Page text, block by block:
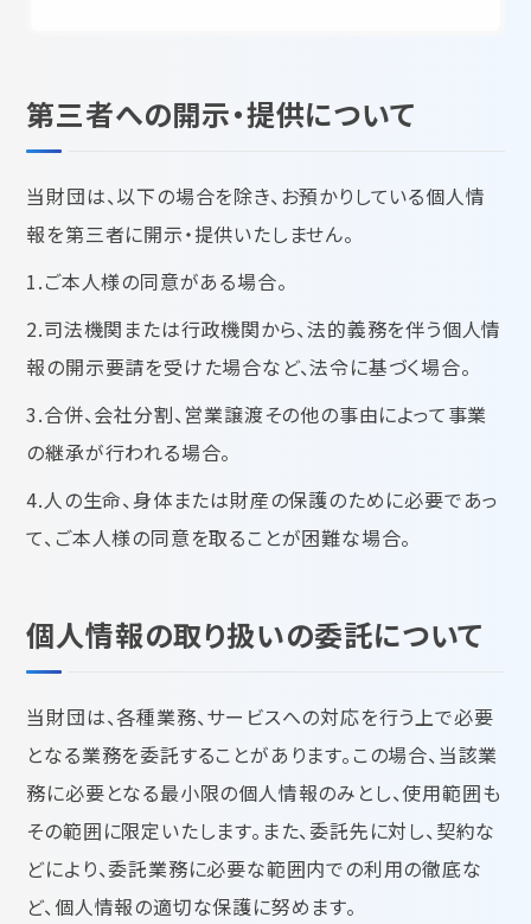
第三者への開示・提供について
当財団は、以下の場合を除き、お預かりしている個人情
報を第三者に開示・提供いたしません。
1.ご本人様の同意がある場合。
2.司法機関または行政機関から、法的義務を伴う個人情
報の開示要請を受けた場合など、法令に基づく場合。
3.合併、会社分割、営業譲渡その他の事由によって事業
の継承が行われる場合。
4.人の生命、身体または財産の保護のために必要であっ
て、ご本人様の同意を取ることが困難な場合。
個人情報の取り扱いの委託について
当財団は、各種業務、サービスへの対応を行う上で必要
となる業務を委託することがあります。この場合、当該業
務に必要となる最小限の個人情報のみとし、使用範囲も
その範囲に限定いたします。また、委託先に対し、契約な
どにより、委託業務に必要な範囲内での利用の徹底な
ど、個人情報の適切な保護に努めます。